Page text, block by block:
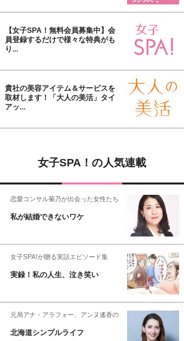
【女子SPA！無料会員募集中】会
員登録するだけで様々な特典がも
り...
貴社の美容アイテム＆サービスを
取材します！「大人の美活」タイ
アッ...
女子SPA！の人気連載
恋愛コンサル菊乃が出会った女性たち
私が結婚できないワケ
女子SPA!が贈る実話エピソード集
実録！私の人生、泣き笑い
元局アナ・アラフォー、アンヌ遙香の
北海道シンプルライフ